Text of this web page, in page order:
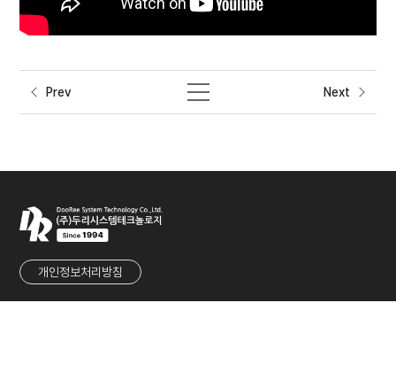
Prev Next
개인정보처리방침